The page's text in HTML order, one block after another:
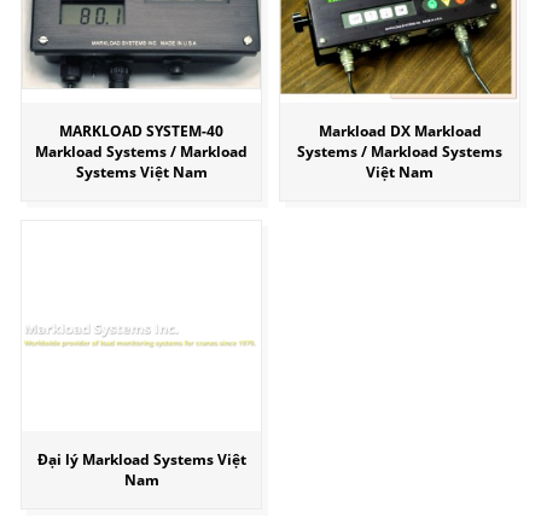
MARKLOAD SYSTEM-40
Markload Systems / Markload
Systems Việt Nam
Markload DX Markload
Systems / Markload Systems
Việt Nam
Đại lý Markload Systems Việt
Nam